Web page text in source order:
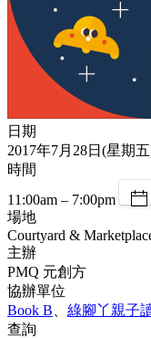
日期
2017年7月28日(星期
時間
11:00am – 7:00pm
場地
Courtyard &
主辦
PMQ 元創方
協辦單位
Book B、 綠腳丫親子
查詢